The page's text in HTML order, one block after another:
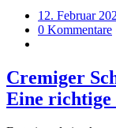
12. Februar
0 Kommentare
Cremiger
Eine